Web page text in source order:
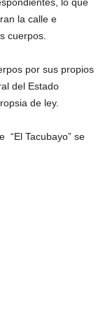
la calle e
cuerpos.
por sus propios
del Estado
de ley.
“El Tacubayo” se